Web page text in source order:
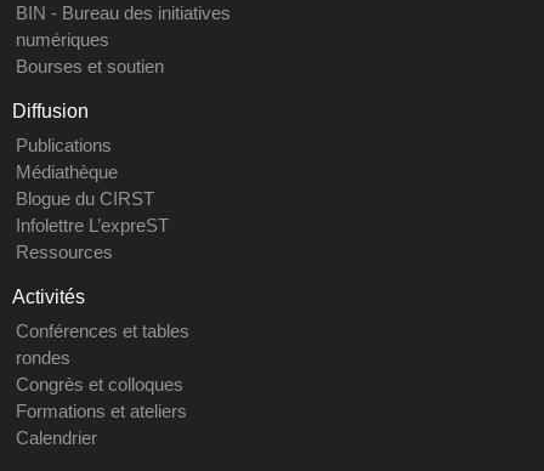
BIN - Bureau des initiatives
numériques
Bourses et soutien
Diffusion
Publications
Médiathèque
Blogue du CIRST
Infolettre L’expreST
Ressources
Activités
Conférences et tables
rondes
Congrès et colloques
Formations et ateliers
Calendrier